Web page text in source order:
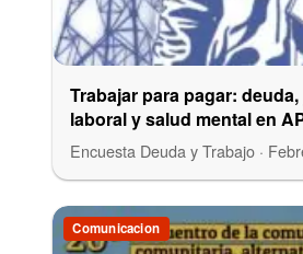
Trabajar para pagar:
laboral y salud mental en
Encuesta Deuda y Trabajo ·
Comunicacion